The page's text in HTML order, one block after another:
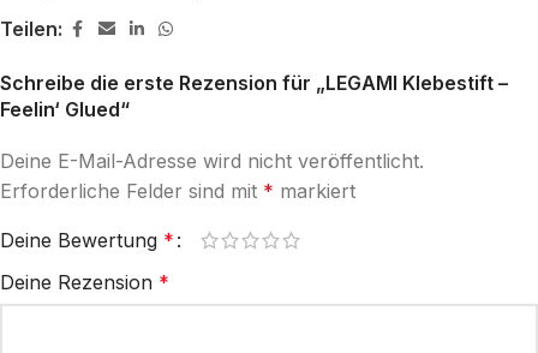
Teilen:
Schreibe die erste Rezension für „LEGAMI Klebestift –
Feelin‘ Glued“
Deine E-Mail-Adresse wird nicht veröffentlicht.
Erforderliche Felder sind mit * markiert
Deine Bewertung *
Deine Rezension *